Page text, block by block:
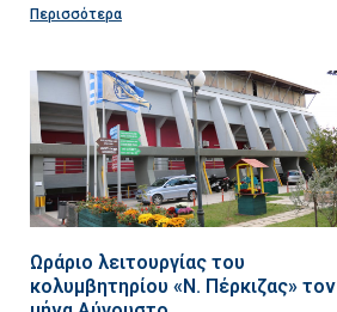
Περισσότερα
Ωράριο λειτουργίας του
κολυμβητηρίου «Ν. Πέρκιζας» τον